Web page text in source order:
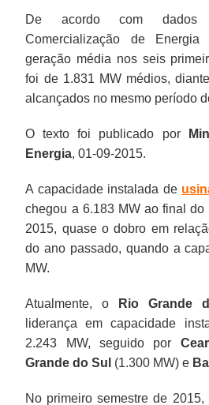
De acordo com
Comercialização de
geração média nos seis
foi de 1.831 MW médios,
alcançados no mesmo período
O texto foi publicado por
Energia, 01-09-2015.
A capacidade instalada de
chegou a 6.183 MW ao final do
2015, quase o dobro em
do ano passado, quando a
MW.
Atualmente, o Rio Grande
liderança em capacidade
2.243 MW, seguido por
Grande do Sul (1.300 MW) e
No primeiro semestre de